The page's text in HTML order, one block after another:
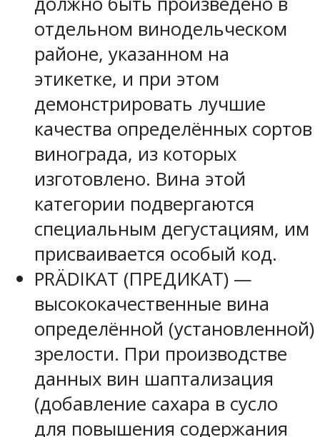
отдельном винодельческом
районе, указанном на
этикетке, и при этом
демонстрировать лучшие
качества определённых сортов
винограда, из которых
изготовлено. Вина этой
категории подвергаются
специальным дегустациям, им
присваивается особый код.
PRÄDIKAT (ПРЕДИКАТ) —
высококачественные вина
определённой (установленной)
зрелости. При производстве
данных вин шаптализация
(добавление сахара в сусло
для повышения содержания